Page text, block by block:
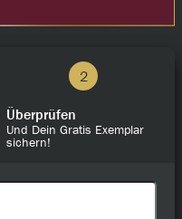
2
Überprüfen
Und Dein Gratis Exemplar
sichern!